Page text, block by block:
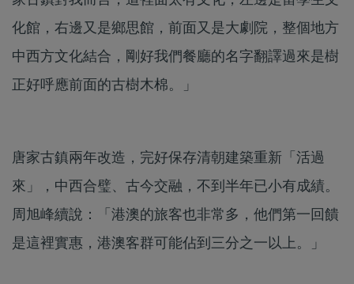
化館，右邊又是鄉思館，前面又是大劇院，整個地方
中西方文化結合，剛好我們餐廳的名字翻譯過來是樹
正好呼應前面的古樹木棉。」
唐家古鎮兩年改造，完好保存清朝建築重新「活過
來」，中西合璧、古今交融，不到半年已小有成績。
周旭峰續說：「港澳的旅客也非常多，他們第一回饋
是這裡實惠，港澳客群可能佔到三分之一以上。」